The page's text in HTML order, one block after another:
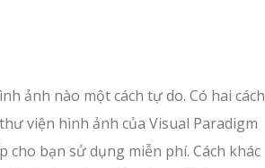
ảnh nào một cách tự do. Có hai cách
viện hình ảnh của Visual Paradigm
bạn sử dụng miễn phí. Cách khác